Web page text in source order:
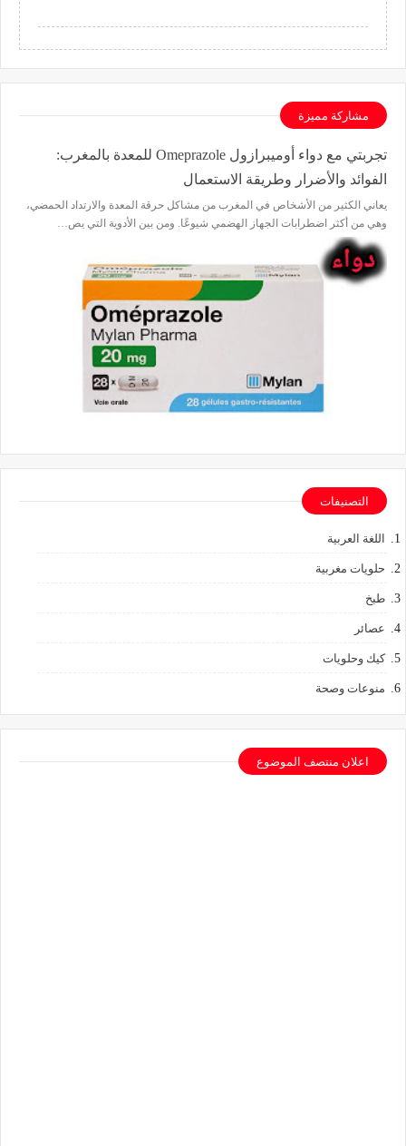
مشاركة مميزة
تجربتي مع دواء أوميبرازول Omeprazole للمعدة بالمغرب:
الفوائد والأضرار وطريقة الاستعمال
يعاني الكثير من الأشخاص في المغرب من مشاكل حرقة المعدة والارتداد الحمضي،
وهي من أكثر اضطرابات الجهاز الهضمي شيوعًا. ومن بين الأدوية التي يص…
التصنيفات
اللغة العربية
حلويات مغربية
طبخ
عصائر
كيك وحلويات
منوعات وصحة
اعلان منتصف الموضوع